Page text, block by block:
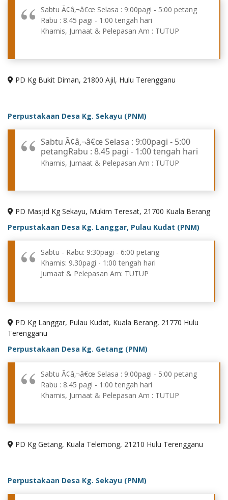
Sabtu Ã¢â‚¬â€œ Selasa : 9:00pagi - 5:00 petang
Rabu : 8.45 pagi - 1:00 tengah hari
Khamis, Jumaat & Pelepasan Am : TUTUP
PD Kg Bukit Diman, 21800 Ajil, Hulu Terengganu
Perpustakaan Desa Kg. Sekayu (PNM)
Sabtu Ã¢â‚¬â€œ Selasa : 9:00pagi - 5:00
petangRabu : 8.45 pagi - 1:00 tengah hari
Khamis, Jumaat & Pelepasan Am : TUTUP
PD Masjid Kg Sekayu, Mukim Teresat, 21700 Kuala Berang
Perpustakaan Desa Kg. Langgar, Pulau Kudat (PNM)
Sabtu - Rabu: 9:30pagi - 6:00 petang
Khamis: 9.30pagi - 1:00 tengah hari
Jumaat & Pelepasan Am: TUTUP
PD Kg Langgar, Pulau Kudat, Kuala Berang, 21770 Hulu
Terengganu
Perpustakaan Desa Kg. Getang (PNM)
Sabtu Ã¢â‚¬â€œ Selasa : 9:00pagi - 5:00 petang
Rabu : 8.45 pagi - 1:00 tengah hari
Khamis, Jumaat & Pelepasan Am : TUTUP
PD Kg Getang, Kuala Telemong, 21210 Hulu Terengganu
Perpustakaan Desa Kg. Sekayu (PNM)